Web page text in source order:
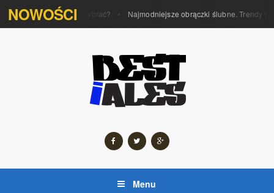
NOWOŚCI
Jakie obrączki można wybrać? Najmodniejsze obrączki ślubne. Trendy
Menu